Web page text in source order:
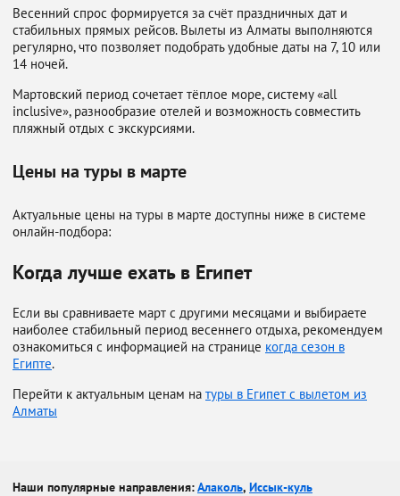
Весенний спрос формируется за счёт праздничных дат и
стабильных прямых рейсов. Вылеты из Алматы выполняются
регулярно, что позволяет подобрать удобные даты на 7, 10 или
14 ночей.
Мартовский период сочетает тёплое море, систему «all
inclusive», разнообразие отелей и возможность совместить
пляжный отдых с экскурсиями.
Цены на туры в марте
Актуальные цены на туры в марте доступны ниже в системе
онлайн-подбора:
Когда лучше ехать в Египет
Если вы сравниваете март с другими месяцами и выбираете
наиболее стабильный период весеннего отдыха, рекомендуем
ознакомиться с информацией на странице когда сезон в
Египте.
Перейти к актуальным ценам на туры в Египет с вылетом из
Алматы
Наши популярные направления:Алаколь, Иссык-куль